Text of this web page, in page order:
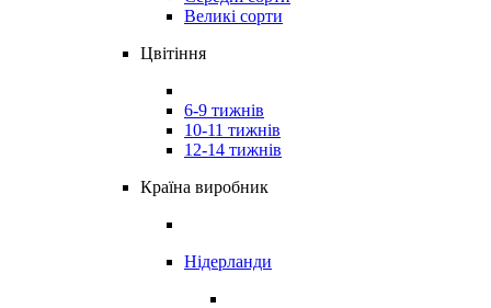
Великі сорти
Цвітіння
6-9 тижнів
10-11 тижнів
12-14 тижнів
Країна виробник
Нідерланди